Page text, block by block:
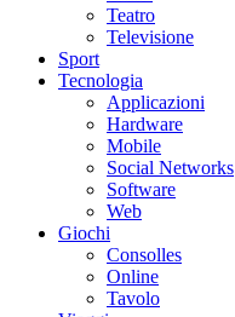
Teatro
Televisione
Sport
Tecnologia
Applicazioni
Hardware
Mobile
Social Networks
Software
Web
Giochi
Consolles
Online
Tavolo